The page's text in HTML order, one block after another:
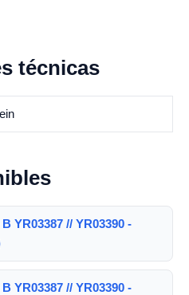
técnicas
YR03387 // YR03390 -
YR03387 // YR03390 -